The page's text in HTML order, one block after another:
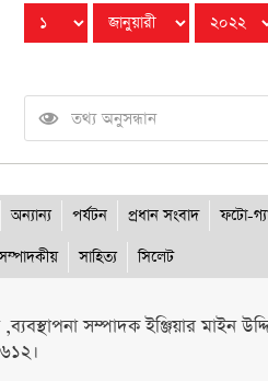
অন্যান্য পর্যটন প্রধান সংবাদ ফটো-
সাহিত্য সিলেট
সম্পাদক ইঞ্জিয়ার মাইন